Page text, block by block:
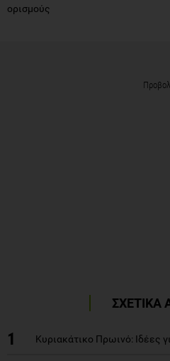
ορισμούς
ΣΧΕΤΙΚΑ
1 Κυριακάτικο Πρωινό: Ιδέες